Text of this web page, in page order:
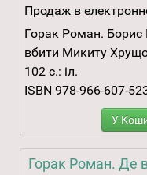
Продаж в
Горак Роман. Борис
вбити Микиту
102 с.: іл.
ISBN 978-966-607-
У
Горак Роман. Де